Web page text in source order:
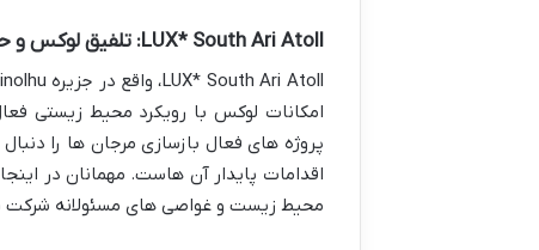
LUX* South Ari Atoll: تلفیق لوکس و حفاظت
امکانات لوکس با رویکرد محیط زیستی
پروژه های فعال بازسازی مرجان ها را
اقدامات پایدار آن هاست. مهمانان در
محیط زیست و غواصی های مسئولانه شرکت